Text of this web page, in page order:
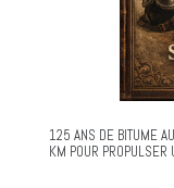
125 ANS DE BITUME
KM POUR